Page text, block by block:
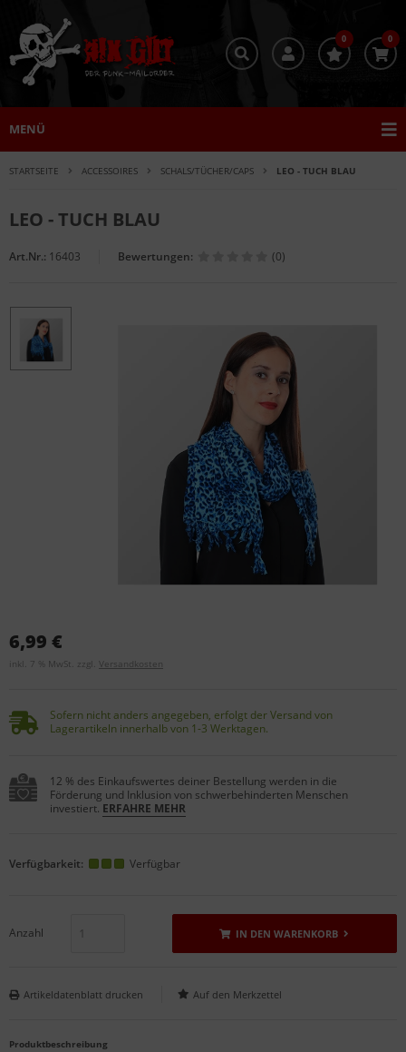
0 0
MENÜ
STARTSEITE ACCESSOIRES SCHALS/TÜCHER/CAPS LEO - TUCH BLAU
LEO - TUCH BLAU
Art.Nr.: 16403 Bewertungen: (0)
6,99 €
inkl. 7 % MwSt. zzgl. Versandkosten
Sofern nicht anders angegeben, erfolgt der Versand von
Lagerartikeln innerhalb von 1-3 Werktagen.
12 % des Einkaufswertes deiner Bestellung werden in die
Förderung und Inklusion von schwerbehinderten Menschen
investiert. ERFAHRE MEHR
Verfügbarkeit: Verfügbar
Anzahl IN DEN WARENKORB
Artikeldatenblatt drucken
Produktbeschreibung